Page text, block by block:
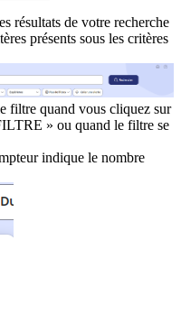
résultats de votre recherche
présents sous les critères
filtre quand vous cliquez sur
» ou quand le filtre se
indique le nombre